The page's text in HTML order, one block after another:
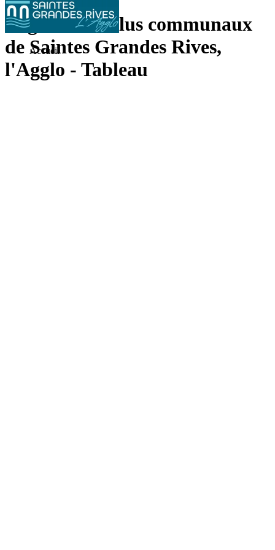
Accueil
Registre des élus communaux
de Saintes Grandes Rives,
l'Agglo - Tableau